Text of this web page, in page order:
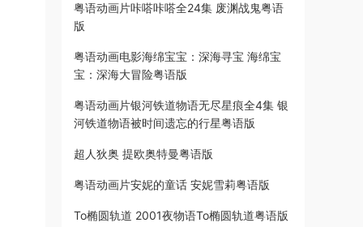
粤语动画片咔嗒咔嗒全24集 废渊战鬼粤语
版
粤语动画电影海绵宝宝：深海寻宝 海绵宝
宝：深海大冒险粤语版
粤语动画片银河铁道物语无尽星痕全4集 银
河铁道物语被时间遗忘的行星粤语版
超人狄奥 提欧奥特曼粤语版
粤语动画片安妮的童话 安妮雪莉粤语版
To椭圆轨道 2001夜物语To椭圆轨道粤语版